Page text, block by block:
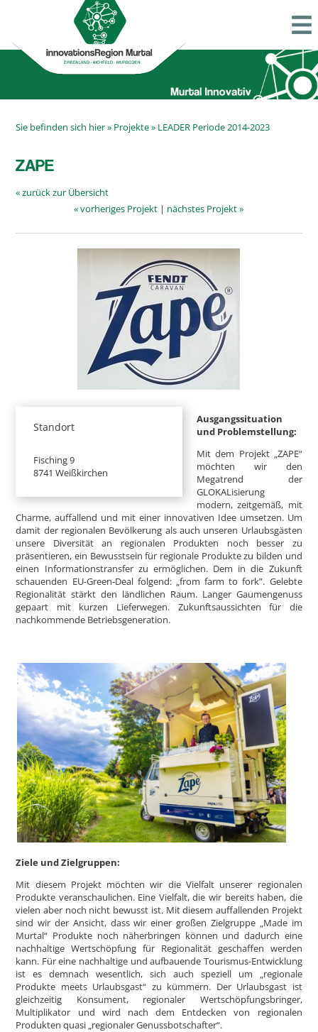
Sie befinden sich hier » Projekte» LEADER Periode 2014-2023
ZAPE
« zurück zur Übersicht
« vorheriges Projekt | nächstes Projekt »
Standort
Fisching 9
8741 Weißkirchen
Ausgangssituation
und Problemstellung:
Mit dem Projekt „ZAPE“
möchten wir den
Megatrend der
GLOKALisierung
modern, zeitgemäß, mit
Charme, auffallend und mit einer innovativen Idee umsetzen. Um
damit der regionalen Bevölkerung als auch unseren Urlaubsgästen
unsere Diversität an regionalen Produkten noch besser zu
präsentieren, ein Bewusstsein für regionale Produkte zu bilden und
einen Informationstransfer zu ermöglichen. Dem in die Zukunft
schauenden EU-Green-Deal folgend: „from farm to fork”. Gelebte
Regionalität stärkt den ländlichen Raum. Langer Gaumengenuss
gepaart mit kurzen Lieferwegen. Zukunftsaussichten für die
nachkommende Betriebsgeneration.
Ziele und Zielgruppen:
Mit diesem Projekt möchten wir die Vielfalt unserer regionalen
Produkte veranschaulichen. Eine Vielfalt, die wir bereits haben, die
vielen aber noch nicht bewusst ist. Mit diesem auffallenden Projekt
sind wir der Ansicht, dass wir einer großen Zielgruppe „Made im
Murtal“ Produkte noch näherbringen können und dadurch eine
nachhaltige Wertschöpfung für Regionalität geschaffen werden
kann. Für eine nachhaltige und aufbauende Tourismus-Entwicklung
ist es demnach wesentlich, sich auch speziell um „regionale
Produkte meets Urlaubsgast“ zu kümmern. Der Urlaubsgast ist
gleichzeitig Konsument, regionaler Wertschöpfungsbringer,
Multiplikator und wird nach dem Entdecken von regionalen
Produkten quasi „regionaler Genussbotschafter“.